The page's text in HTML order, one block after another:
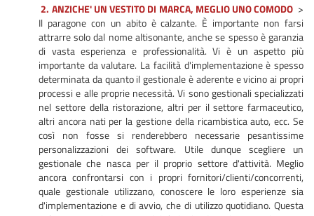
2. ANZICHE' UN VESTITO DI MARCA, MEGLIO UNO COMODO >
Il paragone con un abito è calzante. È importante non farsi
attrarre solo dal nome altisonante, anche se spesso è garanzia
di vasta esperienza e professionalità. Vi è un aspetto più
importante da valutare. La facilità d'implementazione è spesso
determinata da quanto il gestionale è aderente e vicino ai propri
processi e alle proprie necessità. Vi sono gestionali specializzati
nel settore della ristorazione, altri per il settore farmaceutico,
altri ancora nati per la gestione della ricambistica auto, ecc. Se
così non fosse si renderebbero necessarie pesantissime
personalizzazioni dei software. Utile dunque scegliere un
gestionale che nasca per il proprio settore d'attività. Meglio
ancora confrontarsi con i propri fornitori/clienti/concorrenti,
quale gestionale utilizzano, conoscere le loro esperienze sia
d'implementazione e di avvio, che di utilizzo quotidiano. Questa